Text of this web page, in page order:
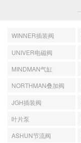
WINNER插装阀
UNIVER电磁阀
MINDMAN气缸
NORTHMAN叠加阀
JGH插装阀
叶片泵
ASHUN节流阀